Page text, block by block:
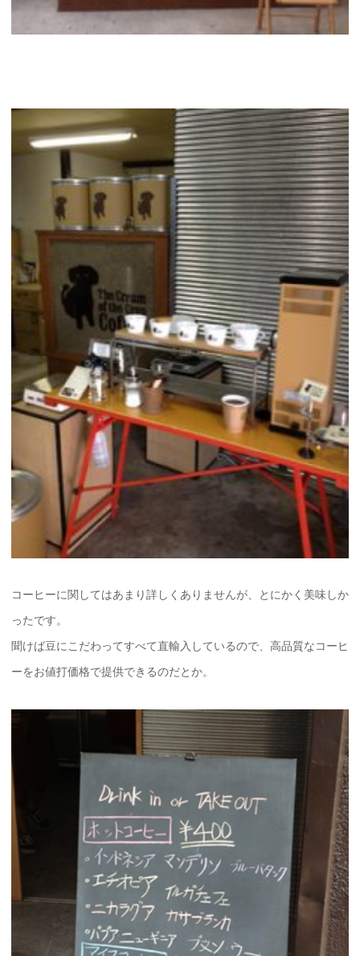
コーヒーに関してはあまり詳しくありませんが、とにかく美味しか
ったです。
聞けば豆にこだわってすべて直輸入しているので、高品質なコーヒ
ーをお値打価格で提供できるのだとか。